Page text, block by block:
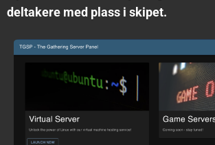
deltakere med plass i skipet.